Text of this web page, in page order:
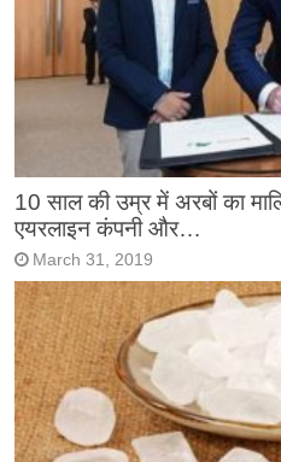
10 साल की उम्र में अरबों का
एयरलाइन कंपनी और…
March 31, 2019